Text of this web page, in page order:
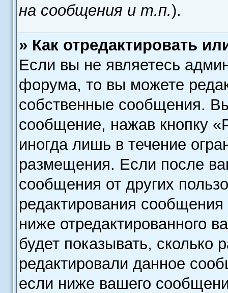
на сообщения и т.п.).
» Как отредактировать
Если вы не являетесь
форума, то вы можете
собственные сообщения.
сообщение, нажав кнопку
иногда лишь в течение
размещения. Если после
сообщения от других
редактирования
ниже отредактированного
будет показывать, сколько
редактировали данное
если ниже вашего